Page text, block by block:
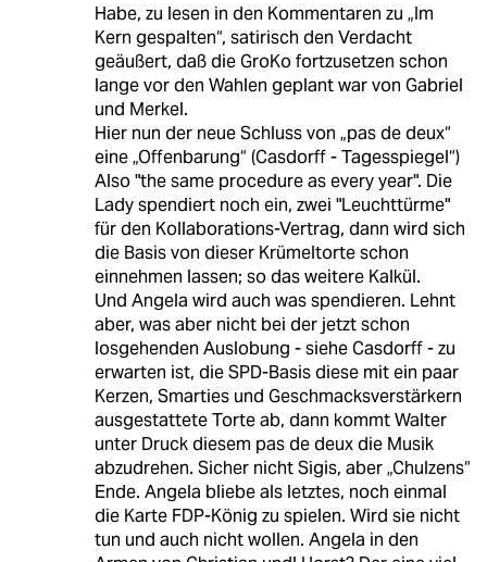
Habe, zu lesen in den Kommentaren zu „Im
Kern gespalten“, satirisch den Verdacht
geäußert, daß die GroKo fortzusetzen schon
lange vor den Wahlen geplant war von Gabriel
und Merkel.
Hier nun der neue Schluss von „pas de deux“
eine „Offenbarung“ (Casdorff - Tagesspiegel“)
Also "the same procedure as every year". Die
Lady spendiert noch ein, zwei "Leuchttürme"
für den Kollaborations-Vertrag, dann wird sich
die Basis von dieser Krümeltorte schon
einnehmen lassen; so das weitere Kalkül.
Und Angela wird auch was spendieren. Lehnt
aber, was aber nicht bei der jetzt schon
losgehenden Auslobung - siehe Casdorff - zu
erwarten ist, die SPD-Basis diese mit ein paar
Kerzen, Smarties und Geschmacksverstärkern
ausgestattete Torte ab, dann kommt Walter
unter Druck diesem pas de deux die Musik
abzudrehen. Sicher nicht Sigis, aber „Chulzens“
Ende. Angela bliebe als letztes, noch einmal
die Karte FDP-König zu spielen. Wird sie nicht
tun und auch nicht wollen. Angela in den